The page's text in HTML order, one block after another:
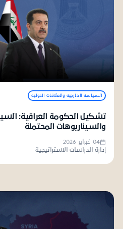
السياسة الخارجية والعلاقات الدولية
تشكيل الحكومة العراقية:
والسيناريوهات المحتملة
04 فبراير 2026
إدارة الدراسات الاستراتيجية